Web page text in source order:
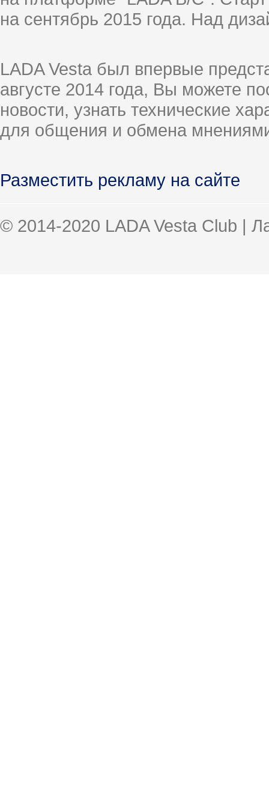
на сентябрь 2015 года. Над
LADA Vesta был впервые
августе 2014 года, Вы можете
новости, узнать технические
для общения и обмена
Разместить рекламу на сайте
© 2014-2020 LADA Vesta Club |